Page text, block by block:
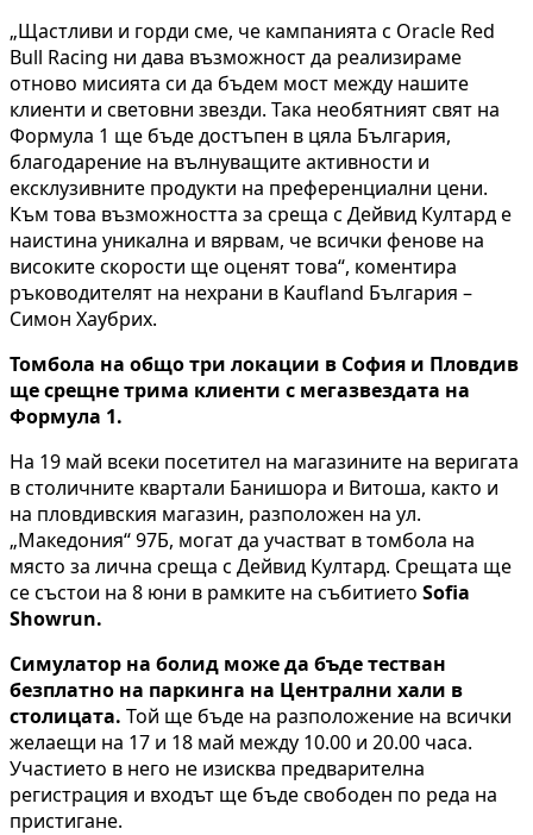
„Щастливи и горди сме, че кампанията с Oracle Red
Bull Racing ни дава възможност да реализираме
отново мисията си да бъдем мост между нашите
клиенти и световни звезди. Така необятният свят на
Формула 1 ще бъде достъпен в цяла България,
благодарение на вълнуващите активности и
ексклузивните продукти на преференциални цени.
Към това възможността за среща с Дейвид Култард е
наистина уникална и вярвам, че всички фенове на
високите скорости ще оценят това“, коментира
ръководителят на нехрани в Kaufland България –
Симон Хаубрих.
Томбола на общо три локации в София и Пловдив
ще срещне трима клиенти с мегазвездата на
Формула 1.
На 19 май всеки посетител на магазините на веригата
в столичните квартали Банишора и Витоша, както и
на пловдивския магазин, разположен на ул.
„Македония“ 97Б, могат да участват в томбола на
място за лична среща с Дейвид Култард. Срещата ще
се състои на 8 юни в рамките на събитието Sofia
Showrun.
Симулатор на болид може да бъде тестван
безплатно на паркинга на Централни хали в
столицата. Той ще бъде на разположение на всички
желаещи на 17 и 18 май между 10.00 и 20.00 часа.
Участието в него не изисква предварителна
регистрация и входът ще бъде свободен по реда на
пристигане.